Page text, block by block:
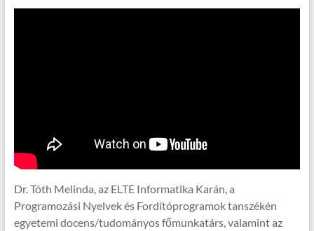
Dr. Tóth Melinda, az ELTE Informatika Karán, a
Programozási Nyelvek és Fordítóprogramok tanszékén
egyetemi docens/tudományos főmunkatárs, valamint az